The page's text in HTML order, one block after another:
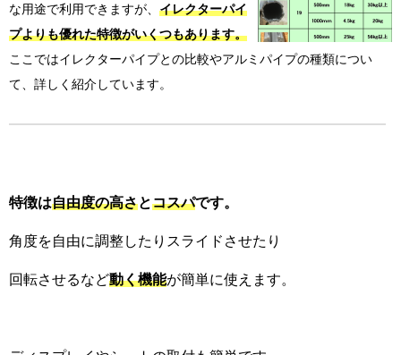
な用途で利用できますが、 イレクターパイ
プよりも優れた特徴がいくつもあります。
ここではイレクターパイプとの比較やアルミパイプの種類につい
て、詳しく紹介しています。
特徴は自由度の高さとコスパです。
角度を自由に調整したりスライドさせたり
回転させるなど動く機能が簡単に使えます。